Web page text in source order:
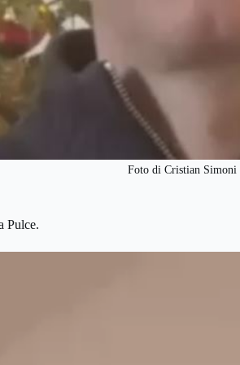
Foto di Cristian Simoni
Pulce.